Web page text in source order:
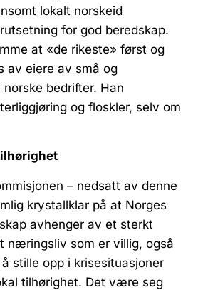
lokalt norskeid
for god beredskap.
at «de rikeste» først og
av eiere av små og
bedrifter. Han
og floskler, selv om
– nedsatt av denne
krystallklar på at Norges
avhenger av et sterkt
næringsliv som er villig, også
stille opp i krisesituasjoner
tilhørighet. Det være seg